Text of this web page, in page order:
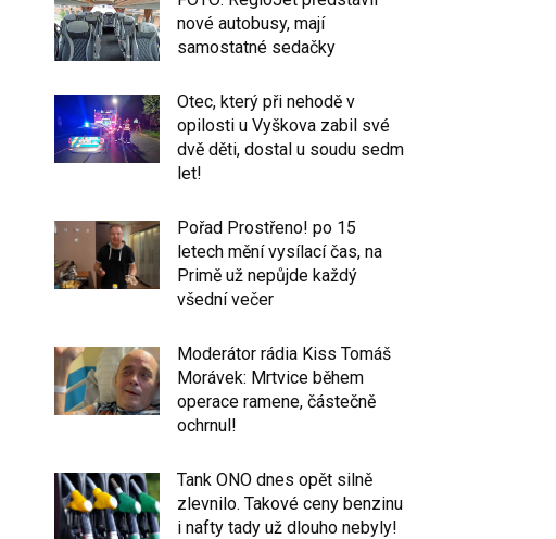
nové autobusy, mají
samostatné sedačky
Otec, který při nehodě v
opilosti u Vyškova zabil své
dvě děti, dostal u soudu sedm
let!
Pořad Prostřeno! po 15
letech mění vysílací čas, na
Primě už nepůjde každý
všední večer
Moderátor rádia Kiss Tomáš
Morávek: Mrtvice během
operace ramene, částečně
ochrnul!
Tank ONO dnes opět silně
zlevnilo. Takové ceny benzinu
i nafty tady už dlouho nebyly!